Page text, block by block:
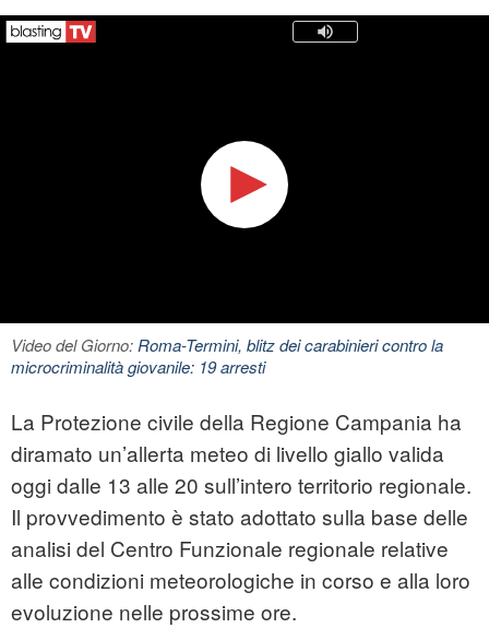
Video del Giorno:Roma-Termini, blitz dei carabinieri contro la
microcriminalità giovanile: 19 arresti
La Protezione civile della Regione Campania ha
diramato un’allerta meteo di livello giallo valida
oggi dalle 13 alle 20 sull’intero territorio regionale.
Il provvedimento è stato adottato sulla base delle
analisi del Centro Funzionale regionale relative
alle condizioni meteorologiche in corso e alla loro
evoluzione nelle prossime ore.